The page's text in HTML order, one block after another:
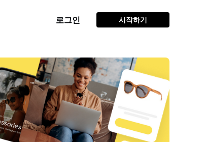
로그인 시작하기